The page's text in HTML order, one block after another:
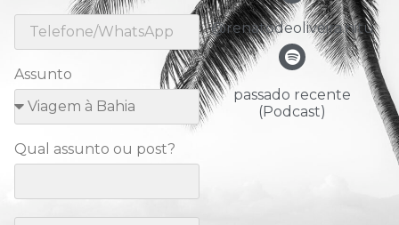
Assunto
Qual assunto ou post?
@renatodeoliveira.nitu
passado recente
(Podcast)